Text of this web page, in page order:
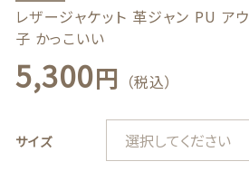
レザージャケット 革ジャン PU ア
子 かっこいい
5,300円 （税込）
サイズ
150cm,160cm